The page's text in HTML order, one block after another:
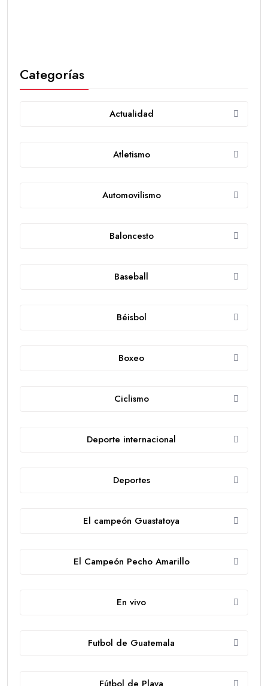
Categorías
Actualidad
Atletismo
Automovilismo
Baloncesto
Baseball
Béisbol
Boxeo
Ciclismo
Deporte internacional
Deportes
El campeón Guastatoya
El Campeón Pecho Amarillo
En vivo
Futbol de Guatemala